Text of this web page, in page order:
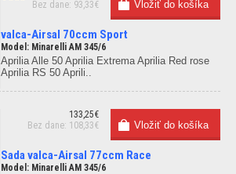
Bez dane: 93,33€
valca-Airsal 70ccm Sport
Model: Minarelli AM 345/6
Aprilia Alle 50 Aprilia Extrema Aprilia Red rose
Aprilia RS 50 Aprili..
133,25€
Bez dane: 108,33€
Sada valca-Airsal 77ccm Race
Model: Minarelli AM 345/6